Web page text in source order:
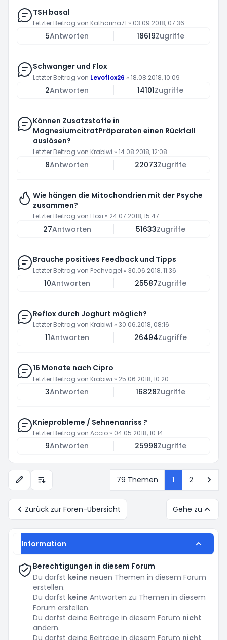
TSH basal
Letzter Beitrag von Katharina71 » 03.09.2018, 07:36
5Antworten 18619Zugriffe
Schwanger und Flox
Letzter Beitrag von Levoflox26 » 18.08.2018, 10:09
2Antworten 14101Zugriffe
Können Zusatzstoffe in
MagnesiumcitratPräparaten einen Rückfall
auslösen?
Letzter Beitrag von Krabiwi » 14.08.2018, 12:08
8Antworten 22073Zugriffe
Wie hängen die Mitochondrien mit der Psyche
zusammen?
Letzter Beitrag von Floxi » 24.07.2018, 15:47
27Antworten 51633Zugriffe
Brauche positives Feedback und Tipps
Letzter Beitrag von Pechvogel » 30.06.2018, 11:36
10Antworten 25587Zugriffe
Reflox durch Joghurt möglich?
Letzter Beitrag von Krabiwi » 30.06.2018, 08:16
11Antworten 26494Zugriffe
16 Monate nach Cipro
Letzter Beitrag von Krabiwi » 25.06.2018, 10:20
3Antworten 16828Zugriffe
Knieprobleme / Sehnenanriss ?
Letzter Beitrag von Accio » 04.05.2018, 10:14
9Antworten 25998Zugriffe
Anzeige- und Sortierungs-Einstellungen
79 Themen 1 2
Zurück zur Foren-Übersicht Gehe zu
Information
Berechtigungen in diesem Forum
Du darfst keine neuen Themen in diesem Forum
erstellen.
Du darfst keine Antworten zu Themen in diesem
Forum erstellen.
Du darfst deine Beiträge in diesem Forum nicht
ändern.
Du darfst deine Beiträge in diesem Forum nicht